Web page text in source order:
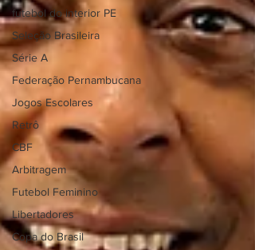
futebol do interior PE
Seleção Brasileira
Série A
Federação Pernambucana
Jogos Escolares
Retrô
CBF
Arbitragem
Futebol Feminino
Libertadores
Copa do Brasil